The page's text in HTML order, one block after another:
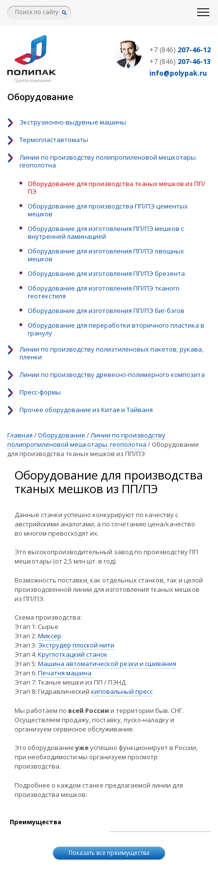
Перейти
к
+7 (846) 207-46-12
+7 (846) 207-46-13
info@polypak.ru
Оборудование
Экструзионно-выдувные машины
Термопластавтоматы
Линии по производству полипропиленовой мешкотары.
геополотна
Оборудование для производства тканых мешков из ПП/
ПЭ
Оборудование для производства ПП/ПЭ цементых
мешков
Оборудование для изготовления ПП/ПЭ мешков с
внутренней ламинацией
Оборудование для изготовления ПП/ПЭ овощных
мешков
Оборудование для изготовления ПП/ПЭ брезента
Оборудование для изготовления ПП/ПЭ тканого
геотекстиля
Оборудование для изготовления ПП/ПЭ биг-бэгов
Оборудование для переработки вторичного пластика в
гранулу
Линии по производству полиэтиленовых пакетов, рукава,
пленки
Линии по производству древесно-полимерного композита
Пресс-формы
Прочее оборудование из Китая и Тайваня
Главная /Оборудование / Линии по производству
полипропиленовой мешкотары. геополотна / Оборудование
для производства тканых мешков из ПП/ПЭ
Оборудование для производства
тканых мешков из ПП/ПЭ
Данные станки успешно конкурируют по качеству с
австрийскими аналогами, а по сочетанию цена/качество
во многом превосходят их.
Это высокопроизводительный завод по производству ПП
мешкотары (от 2,5 млн шт. в год).
Возможность поставки, как отдельных станков, так и целой
производсвенной линии для изготовления тканых мешков
из ПП/ПЭ.
Схема производства:
Этап 1: Сырье
Этап 2: Миксер
Этап 3: Экструдер плоской нити
Этап 4: Круглоткацкий станок
Этап 5: Машина автоматической резки и сшивания
Этап 6: Печатня машина
Этап 7: Тканые мешки из ПП / ПЭНД
Этап 8: Гидравлический киповальный пресс
Мы работаем по всей России и территории быв. СНГ.
Осуществляем продажу, поставку, пуско-наладку и
организуем сервисное обслуживание.
Это оборудованиеужеуспешно функционирует в России,
при необходимости мы организуем просмотр
производства.
Подробнее о каждом станке предлагаемой линии для
производства мешков:
Преимущества
Показать все преимущества